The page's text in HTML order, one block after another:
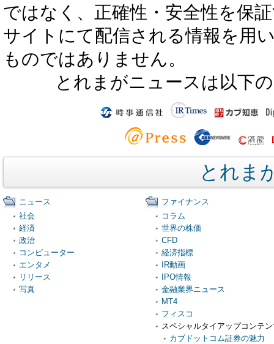
ではなく、正確性・安全性を保
サイトにて配信される情報を用
ものではありません。
とれまがニュースは以下
とれま
ニュース
社会
経済
政治
コンピューター
エンタメ
リリース
写真
ファイナンス
コラム
世界の株価
CFD
経済指標
IR動画
IPO情報
金融業界ニュース
MT4
フィスコ
スペシャルタイアップコンテ
カブドットコム証券の魅力